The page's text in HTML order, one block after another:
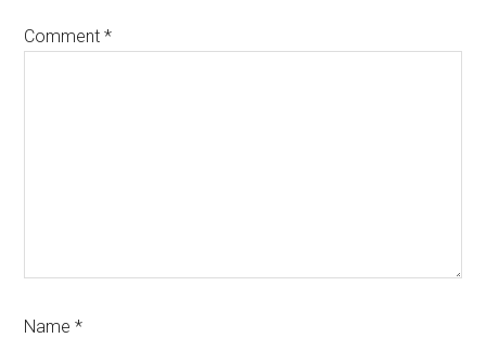
Comment*
Name*